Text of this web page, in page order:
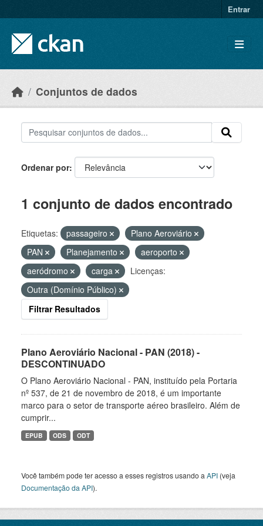
Entrar
Conjuntos de dados
Ordenar por
1 conjunto de dados encontrado
Etiquetas: passageiro
Plano Aeroviário
PAN
Planejamento
aeroporto
aeródromo
carga
Licenças:
Outra (Domínio Público)
Filtrar Resultados
Plano Aeroviário Nacional - PAN (2018) -
DESCONTINUADO
O Plano Aeroviário Nacional - PAN, instituído pela Portaria
nº 537, de 21 de novembro de 2018, é um importante
marco para o setor de transporte aéreo brasileiro. Além de
cumprir...
EPUB ODS ODT
Você também pode ter acesso a esses registros usando a API (veja
Documentação da API).